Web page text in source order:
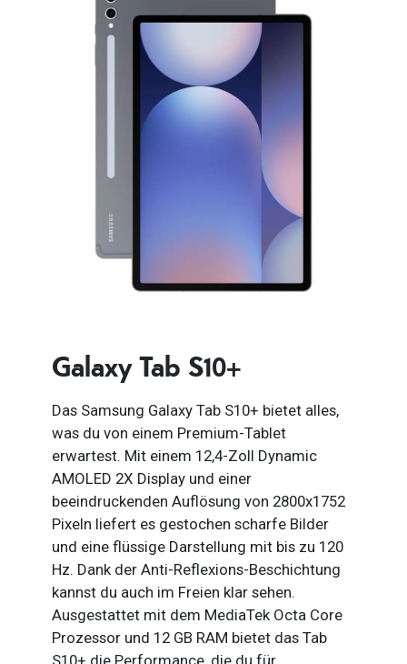
Galaxy Tab S10+
Das Samsung Galaxy Tab S10+ bietet alles,
was du von einem Premium-Tablet
erwartest. Mit einem 12,4-Zoll Dynamic
AMOLED 2X Display und einer
beeindruckenden Auflösung von 2800x1752
Pixeln liefert es gestochen scharfe Bilder
und eine flüssige Darstellung mit bis zu 120
Hz. Dank der Anti-Reflexions-Beschichtung
kannst du auch im Freien klar sehen.
Ausgestattet mit dem MediaTek Octa Core
Prozessor und 12 GB RAM bietet das Tab
S10+ die Performance, die du für